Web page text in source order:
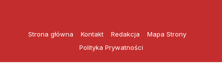
Strona główna Kontakt Redakcja
Mapa Strony
Polityka Prywatności